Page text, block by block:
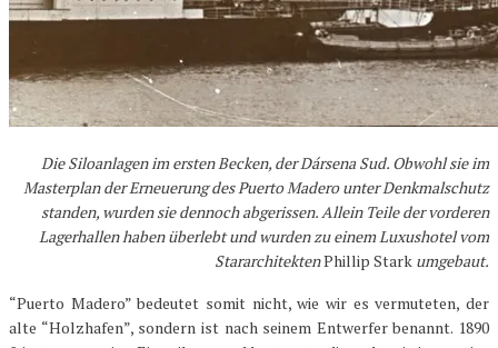
Die Siloanlagen im ersten Becken, der Dársena Sud. Obwohl sie im
Masterplan der Erneuerung des Puerto Madero unter Denkmalschutz
standen, wurden sie dennoch abgerissen. Allein Teile der vorderen
Lagerhallen haben überlebt und wurden zu einem Luxushotel vom
StararchitektenPhillip Stark umgebaut.
“Puerto Madero” bedeutet somit nicht, wie wir es vermuteten, der
alte “Holzhafen”, sondern ist nach seinem Entwerfer benannt. 1890